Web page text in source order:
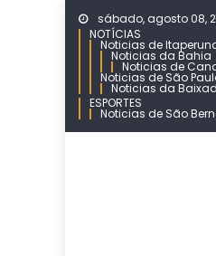
Skip
content
sábado, agosto 08,
NOTÍCIAS
Noticias de
Noticias da Bahia
Noticias de
Noticias de São
Noticias da
ESPORTES
Noticias de São